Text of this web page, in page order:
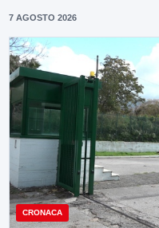
7 AGOSTO 2026
CRONACA